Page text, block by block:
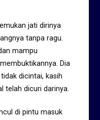
jati dirinya
tanpa ragu.
mampu
Dia
dicintai, kasih
telah dicuri darinya.
di pintu masuk